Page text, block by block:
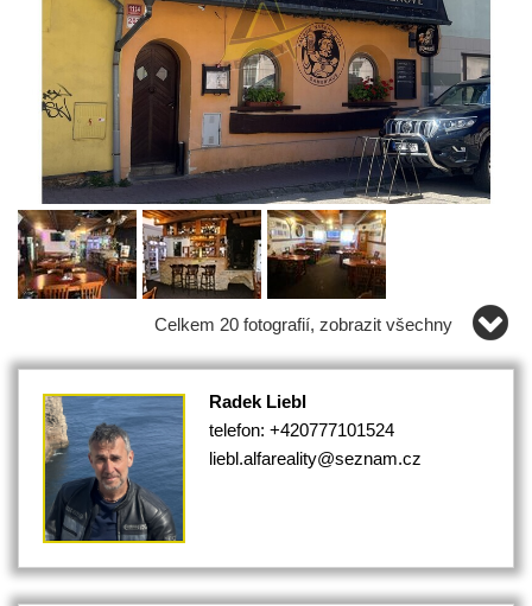
Celkem 20 fotografií, zobrazit všechny
Radek Liebl
telefon: +420777101524
liebl.alfareality@seznam.cz